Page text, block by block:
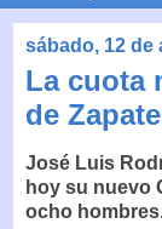
sábado, 12 de
La cuota
de
José Luis
hoy su nuevo
ocho